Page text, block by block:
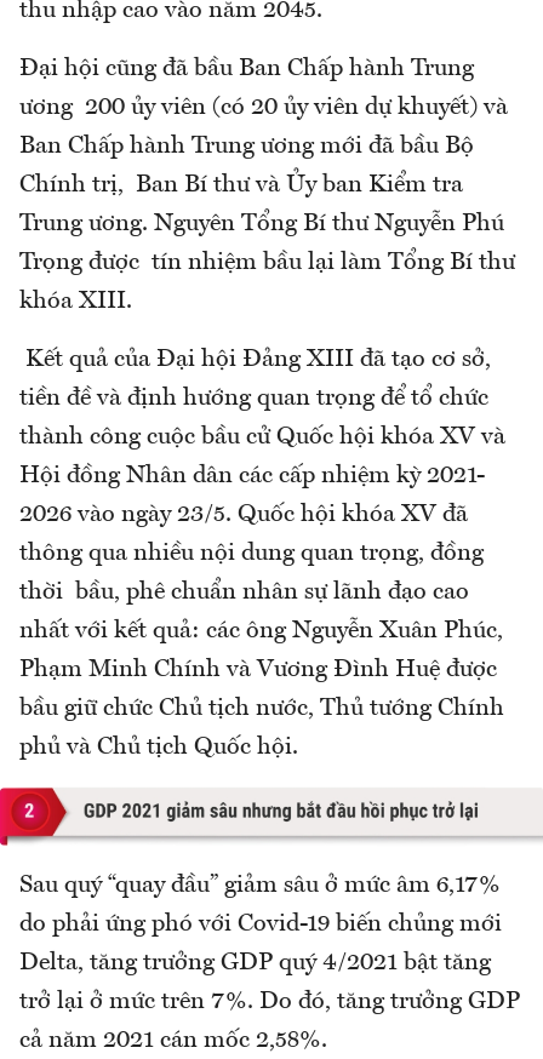
thu nhập cao vào năm 2045.
Đại hội cũng đã bầu Ban Chấp hành Trung
ương 200 ủy viên (có 20 ủy viên dự khuyết) và
Ban Chấp hành Trung ương mới đã bầu Bộ
Chính trị, Ban Bí thư và Ủy ban Kiểm tra
Trung ương. Nguyên Tổng Bí thư Nguyễn Phú
Trọng được tín nhiệm bầu lại làm Tổng Bí thư
khóa XIII.
Kết quả của Đại hội Đảng XIII đã tạo cơ sở,
tiền đề và định hướng quan trọng để tổ chức
thành công cuộc bầu cử Quốc hội khóa XV và
Hội đồng Nhân dân các cấp nhiệm kỳ 2021-
2026 vào ngày 23/5. Quốc hội khóa XV đã
thông qua nhiều nội dung quan trọng, đồng
thời bầu, phê chuẩn nhân sự lãnh đạo cao
nhất với kết quả: các ông Nguyễn Xuân Phúc,
Phạm Minh Chính và Vương Đình Huệ được
bầu giữ chức Chủ tịch nước, Thủ tướng Chính
phủ và Chủ tịch Quốc hội.
Sau quý “quay đầu” giảm sâu ở mức âm 6,17%
do phải ứng phó với Covid-19 biến chủng mới
Delta, tăng trưởng GDP quý 4/2021 bật tăng
trở lại ở mức trên 7%. Do đó, tăng trưởng GDP
cả năm 2021 cán mốc 2,58%.